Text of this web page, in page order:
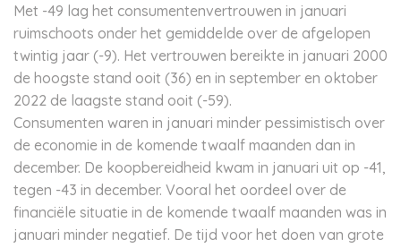
Met -49 lag het consumentenvertrouwen in januari
ruimschoots onder het gemiddelde over de afgelopen
twintig jaar (-9). Het vertrouwen bereikte in januari 2000
de hoogste stand ooit (36) en in september en oktober
2022 de laagste stand ooit (-59).
Consumenten waren in januari minder pessimistisch over
de economie in de komende twaalf maanden dan in
december. De koopbereidheid kwam in januari uit op -41,
tegen -43 in december. Vooral het oordeel over de
financiële situatie in de komende twaalf maanden was in
januari minder negatief. De tijd voor het doen van grote